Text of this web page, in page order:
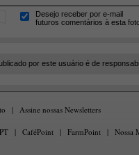
Desejo receber por e-mail
futuros comentários à esta
por este usuário é de
| Assine nossas Newsletters
| CaféPoint | FarmPoint | Nossa